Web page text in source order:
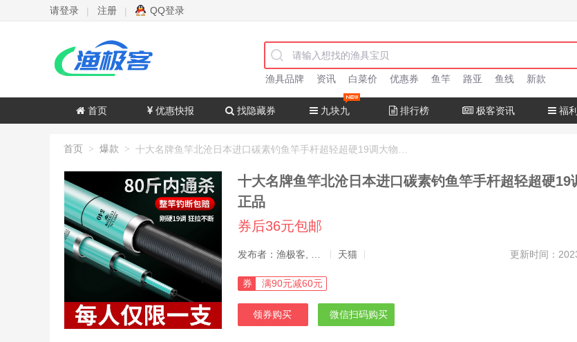
请登录 | 注册 | QQ登录
渔具品牌 资讯 白菜价 优惠券 鱼竿 路亚 鱼线 新款
首页 优惠快报 找隐藏券 九块九 排行榜 极客资讯 福
首页 > 爆款 >
十大名牌鱼竿北沧日本进口碳素钓鱼竿手杆超轻超硬19
正品
券后36元包邮
天猫 更新时间：
券 满90元减60元
领券购买 微信扫码购买